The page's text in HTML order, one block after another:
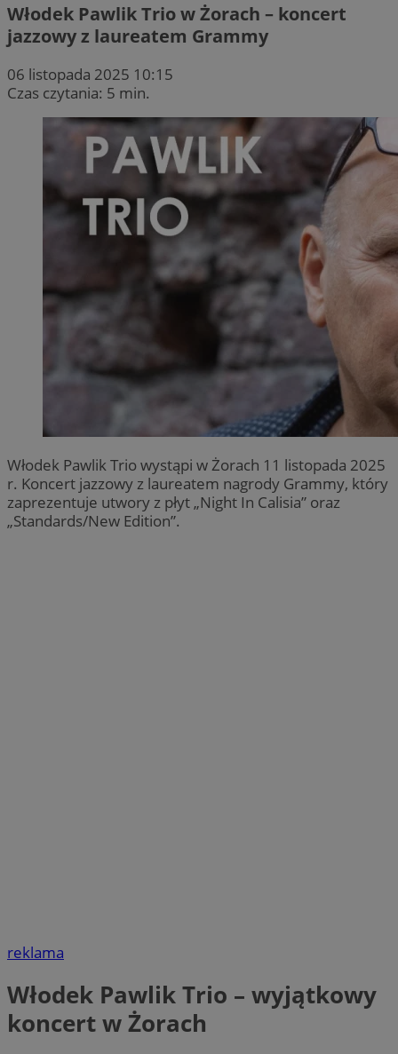
Włodek Pawlik Trio w Żorach – koncert
jazzowy z laureatem Grammy
06 listopada 2025 10:15
Czas czytania: 5 min.
Włodek Pawlik Trio wystąpi w Żorach 11 listopada 2025
r. Koncert jazzowy z laureatem nagrody Grammy, który
zaprezentuje utwory z płyt „Night In Calisia” oraz
„Standards/New Edition”.
reklama
Włodek Pawlik Trio – wyjątkowy
koncert w Żorach